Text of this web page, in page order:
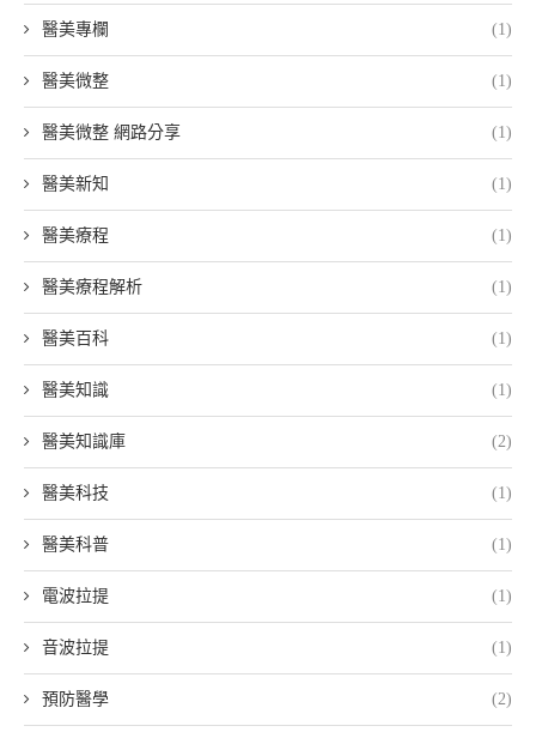
醫美專欄 (1)
醫美微整 (1)
醫美微整 網路分享 (1)
醫美新知 (1)
醫美療程 (1)
醫美療程解析 (1)
醫美百科 (1)
醫美知識 (1)
醫美知識庫 (2)
醫美科技 (1)
醫美科普 (1)
電波拉提 (1)
音波拉提 (1)
預防醫學 (2)